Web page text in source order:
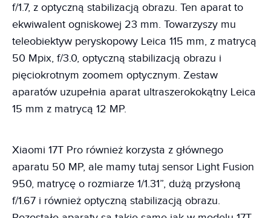
f/1.7, z optyczną stabilizacją obrazu. Ten aparat to
ekwiwalent ogniskowej 23 mm. Towarzyszy mu
teleobiektyw peryskopowy Leica 115 mm, z matrycą
50 Mpix, f/3.0, optyczną stabilizacją obrazu i
pięciokrotnym zoomem optycznym. Zestaw
aparatów uzupełnia aparat ultraszerokokątny Leica
15 mm z matrycą 12 MP.
Xiaomi 17T Pro również korzysta z głównego
aparatu 50 MP, ale mamy tutaj sensor Light Fusion
950, matrycę o rozmiarze 1/1.31”, dużą przysłoną
f/1.67 i również optyczną stabilizacją obrazu.